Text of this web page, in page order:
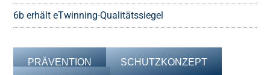
6b erhält eTwinning-Qualitätssiegel
PRÄVENTION
SCHUTZKONZEPT